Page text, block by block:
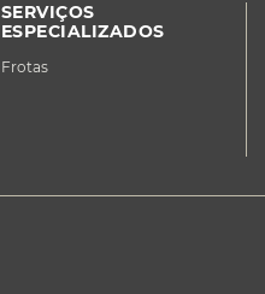
SERVIÇOS
ESPECIALIZADOS
Frotas